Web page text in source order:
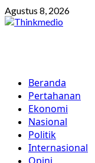
Skip
to
Agustus 8, 2026
Primary
Menu
Beranda
Pertahanan
Ekonomi
Nasional
Politik
Internasional